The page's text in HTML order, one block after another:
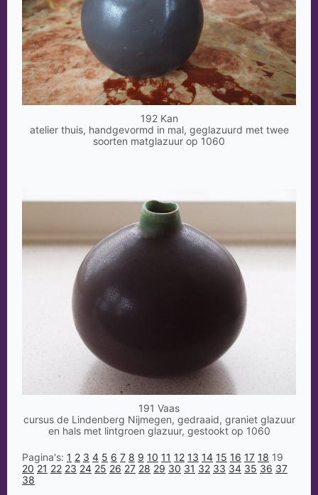
192 Kan
atelier thuis, handgevormd in mal, geglazuurd met twee
soorten matglazuur op 1060
191 Vaas
cursus de Lindenberg Nijmegen, gedraaid, graniet glazuur
en hals met lintgroen glazuur, gestookt op 1060
Pagina's: 1 2 3 4 5 6 7 8 9 10 11 12 13 14 15 16 17 18 19
20 21 22 23 24 25 26 27 28 29 30 31 32 33 34 35 36 37
38